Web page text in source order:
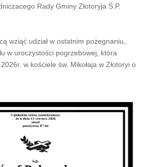
Rady Gminy Złotoryja Ś.P.
wziąć udział w ostatnim pożegnaniu,
w uroczystości pogrzebowej, która
w kościele św. Mikołaja w Złotoryi o